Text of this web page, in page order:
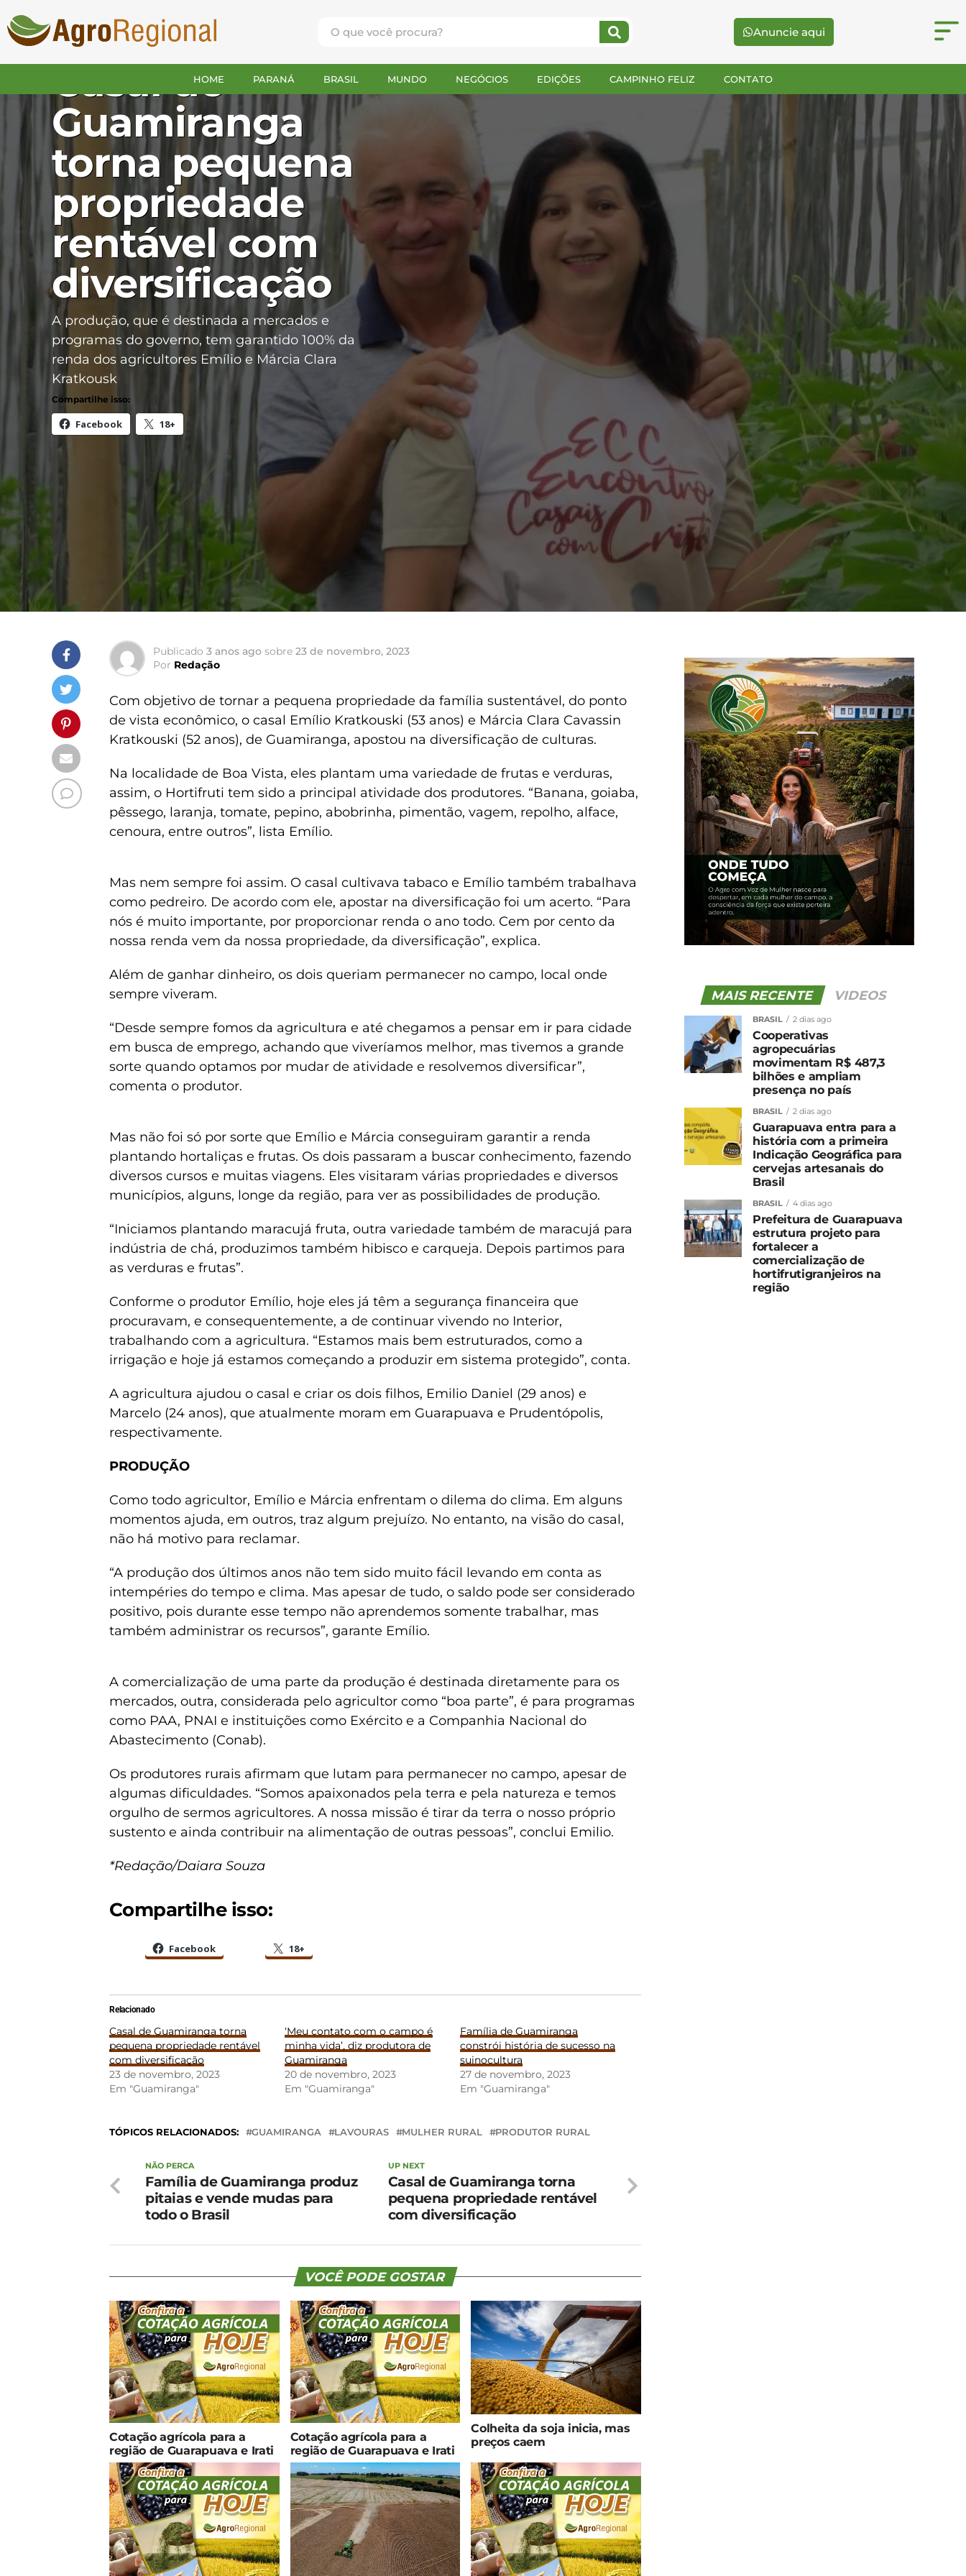
Anuncie aqui
HOME PARANÁ BRASIL MUNDO NEGÓCIOS EDIÇÕES CAMPINHO FELIZ CONTATO
GUAMIRANGA
Casal de
Guamiranga
torna pequena
propriedade
rentável com
diversificação
A produção, que é destinada a mercados e
programas do governo, tem garantido 100% da
renda dos agricultores Emílio e Márcia Clara
Kratkousk
Compartilhe isso:
Facebook 18+
Publicado 3 anos ago sobre 23 de novembro, 2023
Por Redação
Com objetivo de tornar a pequena propriedade da família sustentável, do ponto
de vista econômico, o casal Emílio Kratkouski (53 anos) e Márcia Clara Cavassin
Kratkouski (52 anos), de Guamiranga, apostou na diversificação de culturas.
Na localidade de Boa Vista, eles plantam uma variedade de frutas e verduras,
assim, o Hortifruti tem sido a principal atividade dos produtores. “Banana, goiaba,
pêssego, laranja, tomate, pepino, abobrinha, pimentão, vagem, repolho, alface,
cenoura, entre outros”, lista Emílio.
Mas nem sempre foi assim. O casal cultivava tabaco e Emílio também trabalhava
como pedreiro. De acordo com ele, apostar na diversificação foi um acerto. “Para
nós é muito importante, por proporcionar renda o ano todo. Cem por cento da
nossa renda vem da nossa propriedade, da diversificação”, explica.
Além de ganhar dinheiro, os dois queriam permanecer no campo, local onde
sempre viveram.
“Desde sempre fomos da agricultura e até chegamos a pensar em ir para cidade
em busca de emprego, achando que viveríamos melhor, mas tivemos a grande
sorte quando optamos por mudar de atividade e resolvemos diversificar”,
comenta o produtor.
Mas não foi só por sorte que Emílio e Márcia conseguiram garantir a renda
plantando hortaliças e frutas. Os dois passaram a buscar conhecimento, fazendo
diversos cursos e muitas viagens. Eles visitaram várias propriedades e diversos
municípios, alguns, longe da região, para ver as possibilidades de produção.
“Iniciamos plantando maracujá fruta, outra variedade também de maracujá para
indústria de chá, produzimos também hibisco e carqueja. Depois partimos para
as verduras e frutas”.
Conforme o produtor Emílio, hoje eles já têm a segurança financeira que
procuravam, e consequentemente, a de continuar vivendo no Interior,
trabalhando com a agricultura. “Estamos mais bem estruturados, como a
irrigação e hoje já estamos começando a produzir em sistema protegido”, conta.
A agricultura ajudou o casal e criar os dois filhos, Emilio Daniel (29 anos) e
Marcelo (24 anos), que atualmente moram em Guarapuava e Prudentópolis,
respectivamente.
PRODUÇÃO
Como todo agricultor, Emílio e Márcia enfrentam o dilema do clima. Em alguns
momentos ajuda, em outros, traz algum prejuízo. No entanto, na visão do casal,
não há motivo para reclamar.
“A produção dos últimos anos não tem sido muito fácil levando em conta as
intempéries do tempo e clima. Mas apesar de tudo, o saldo pode ser considerado
positivo, pois durante esse tempo não aprendemos somente trabalhar, mas
também administrar os recursos”, garante Emílio.
A comercialização de uma parte da produção é destinada diretamente para os
mercados, outra, considerada pelo agricultor como “boa parte”, é para programas
como PAA, PNAI e instituições como Exército e a Companhia Nacional do
Abastecimento (Conab).
Os produtores rurais afirmam que lutam para permanecer no campo, apesar de
algumas dificuldades. “Somos apaixonados pela terra e pela natureza e temos
orgulho de sermos agricultores. A nossa missão é tirar da terra o nosso próprio
sustento e ainda contribuir na alimentação de outras pessoas”, conclui Emilio.
*Redação/Daiara Souza
Compartilhe isso:
Facebook 18+
Relacionado
Casal de Guamiranga torna
pequena propriedade rentável
com diversificação
23 de novembro, 2023
Em "Guamiranga"
‘Meu contato com o campo é
minha vida’, diz produtora de
Guamiranga
20 de novembro, 2023
Em "Guamiranga"
Família de Guamiranga
constrói história de sucesso na
suinocultura
27 de novembro, 2023
Em "Guamiranga"
TÓPICOS RELACIONADOS: GUAMIRANGA LAVOURAS MULHER RURAL PRODUTOR RURAL
UP NEXT
Casal de Guamiranga torna
pequena propriedade rentável
com diversificação
NÃO PERCA
Família de Guamiranga produz
pitaias e vende mudas para
todo o Brasil
VOCÊ PODE GOSTAR
Cotação agrícola para a
região de Guarapuava e Irati
Cotação agrícola para a
região de Guarapuava e Irati
Colheita da soja inicia, mas
preços caem
MAIS RECENTE VIDEOS
BRASIL 2 dias ago
Cooperativas
agropecuárias
movimentam R$ 487,3
bilhões e ampliam
presença no país
BRASIL 2 dias ago
Guarapuava entra para a
história com a primeira
Indicação Geográfica para
cervejas artesanais do
Brasil
BRASIL 4 dias ago
Prefeitura de Guarapuava
estrutura projeto para
fortalecer a
comercialização de
hortifrutigranjeiros na
região